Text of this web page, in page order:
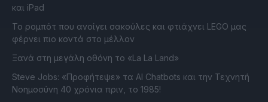
και iPad
Το ρομπότ που ανοίγει σακούλες και φτιάχνει LEGO μας
φέρνει πιο κοντά στο μέλλον
Ξανά στη μεγάλη οθόνη το «La La Land»
Steve Jobs: «Προφήτεψε» τα AI Chatbots και την Τεχνητή
Νοημοσύνη 40 χρόνια πριν, το 1985!